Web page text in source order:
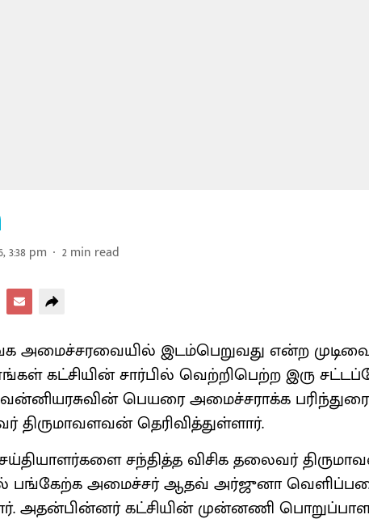
3:38 pm 2min read
அமைச்சரவையில் இடம்பெறுவது என்ற
கட்சியின் சார்பில் வெற்றிபெற்ற இரு
பெயரை அமைச்சராக்க
திருமாவளவன் தெரிவித்துள்ளார்.
சந்தித்த விசிக தலைவர்
பங்கேற்க அமைச்சர் ஆதவ் அர்ஜுனா
அதன்பின்னர் கட்சியின் முன்னணி